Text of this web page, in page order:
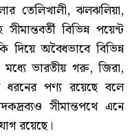
তেলিখালী, ঝলঝলিয়া,
বিভিন্ন পয়েন্ট
অবৈধভাবে বিভিন্ন
ভারতীয় গরু, জিরা,
ধরনের পণ্য রয়েছে বলে
সীমান্তপথে এনে
রয়েছে।